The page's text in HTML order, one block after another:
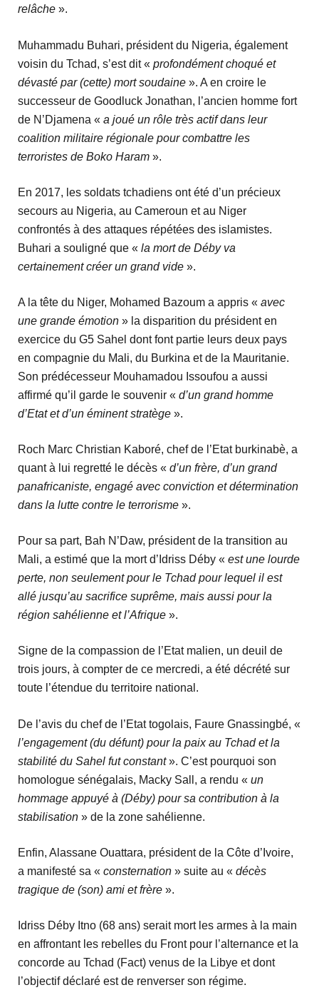
relâche ».
Muhammadu Buhari, président du Nigeria, également
voisin du Tchad, s’est dit « profondément choqué et
dévasté par (cette) mort soudaine ». A en croire le
successeur de Goodluck Jonathan, l’ancien homme fort
de N’Djamena « a joué un rôle très actif dans leur
coalition militaire régionale pour combattre les
terroristes de Boko Haram ».
En 2017, les soldats tchadiens ont été d’un précieux
secours au Nigeria, au Cameroun et au Niger
confrontés à des attaques répétées des islamistes.
Buhari a souligné que « la mort de Déby va
certainement créer un grand vide ».
A la tête du Niger, Mohamed Bazoum a appris « avec
une grande émotion » la disparition du président en
exercice du G5 Sahel dont font partie leurs deux pays
en compagnie du Mali, du Burkina et de la Mauritanie.
Son prédécesseur Mouhamadou Issoufou a aussi
affirmé qu’il garde le souvenir « d’un grand homme
d’Etat et d’un éminent stratège ».
Roch Marc Christian Kaboré, chef de l’Etat burkinabè, a
quant à lui regretté le décès « d’un frère, d’un grand
panafricaniste, engagé avec conviction et détermination
dans la lutte contre le terrorisme ».
Pour sa part, Bah N’Daw, président de la transition au
Mali, a estimé que la mort d’Idriss Déby « est une lourde
perte, non seulement pour le Tchad pour lequel il est
allé jusqu’au sacrifice suprême, mais aussi pour la
région sahélienne et l’Afrique ».
Signe de la compassion de l’Etat malien, un deuil de
trois jours, à compter de ce mercredi, a été décrété sur
toute l’étendue du territoire national.
De l’avis du chef de l’Etat togolais, Faure Gnassingbé, «
l’engagement (du défunt) pour la paix au Tchad et la
stabilité du Sahel fut constant». C’est pourquoi son
homologue sénégalais, Macky Sall, a rendu « un
hommage appuyé à (Déby) pour sa contribution à la
stabilisation » de la zone sahélienne.
Enfin, Alassane Ouattara, président de la Côte d’Ivoire,
a manifesté sa « consternation » suite au « décès
tragique de (son) ami et frère ».
Idriss Déby Itno (68 ans) serait mort les armes à la main
en affrontant les rebelles du Front pour l’alternance et la
concorde au Tchad (Fact) venus de la Libye et dont
l’objectif déclaré est de renverser son régime.